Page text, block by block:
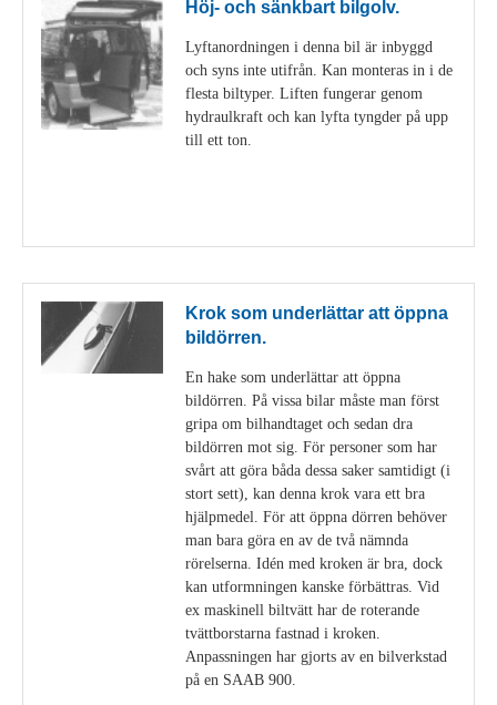
Höj- och sänkbart bilgolv.
Lyftanordningen i denna bil är inbyggd
och syns inte utifrån. Kan monteras in i de
flesta biltyper. Liften fungerar genom
hydraulkraft och kan lyfta tyngder på upp
till ett ton.
Krok som underlättar att öppna
bildörren.
En hake som underlättar att öppna
bildörren. På vissa bilar måste man först
gripa om bilhandtaget och sedan dra
bildörren mot sig. För personer som har
svårt att göra båda dessa saker samtidigt (i
stort sett), kan denna krok vara ett bra
hjälpmedel. För att öppna dörren behöver
man bara göra en av de två nämnda
rörelserna. Idén med kroken är bra, dock
kan utformningen kanske förbättras. Vid
ex maskinell biltvätt har de roterande
tvättborstarna fastnad i kroken.
Anpassningen har gjorts av en bilverkstad
på en SAAB 900.